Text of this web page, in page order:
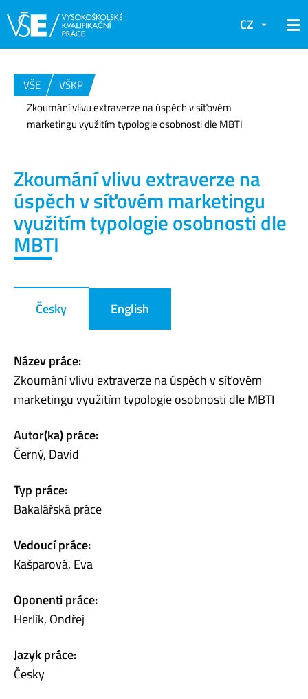
CZ
VŠE
VŠKP
Zkoumání vlivu extraverze na úspěch v síťovém
marketingu využitím typologie osobnosti dle MBTI
Zkoumání vlivu extraverze na
úspěch v síťovém marketingu
využitím typologie osobnosti dle
MBTI
Česky English
Název práce:
Zkoumání vlivu extraverze na úspěch v síťovém
marketingu využitím typologie osobnosti dle MBTI
Autor(ka) práce:
Černý, David
Typ práce:
Bakalářská práce
Vedoucí práce:
Kašparová, Eva
Oponenti práce:
Herlík, Ondřej
Jazyk práce:
Česky